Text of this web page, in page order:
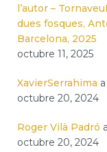
l’autor –
dues fosques,
Barcelona, 2025
octubre 11, 2025
XavierSerrahima a
octubre 20, 2024
Roger Vilà Padró a
octubre 20, 2024